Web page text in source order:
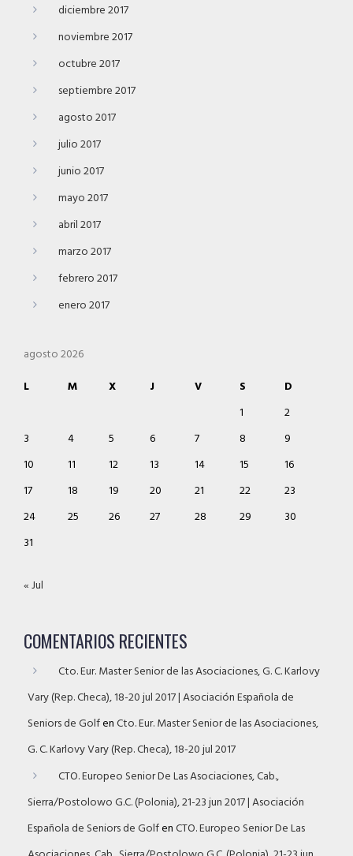
diciembre 2017
noviembre 2017
octubre 2017
septiembre 2017
agosto 2017
julio 2017
junio 2017
mayo 2017
abril 2017
marzo 2017
febrero 2017
enero 2017
agosto 2026
L
M X J V S
D
1
2
3
4 5 6 7 8
9
10
11 12 13 14 15
16
17
18 19 20 21 22
23
24
25 26 27 28 29
30
31
« Jul
COMENTARIOS RECIENTES
Cto. Eur. Master Senior de las Asociaciones, G. C. Karlovy
Vary (Rep. Checa), 18-20 jul 2017 | Asociación Española de
Seniors de GolfenCto. Eur. Master Senior de las Asociaciones,
G. C. Karlovy Vary (Rep. Checa), 18-20 jul 2017
CTO. Europeo Senior De Las Asociaciones, Cab.,
Sierra/Postolowo G.C. (Polonia), 21-23 jun 2017 | Asociación
Española de Seniors de GolfenCTO. Europeo Senior De Las